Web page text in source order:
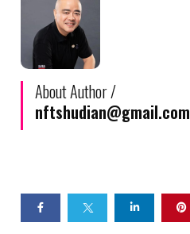
About Author /
nftshudian@gmail.com